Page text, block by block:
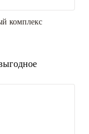
комплекс